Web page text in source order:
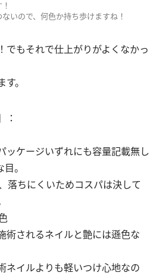
いので、何色か持ち歩けますね！
でもそれで仕上がりがよくなかっ
。
：
ッケージいずれにも容量記載無し
。
ちにくいためコスパは決して
術されるネイルと艶には遜色な
よりも軽いつけ心地なの